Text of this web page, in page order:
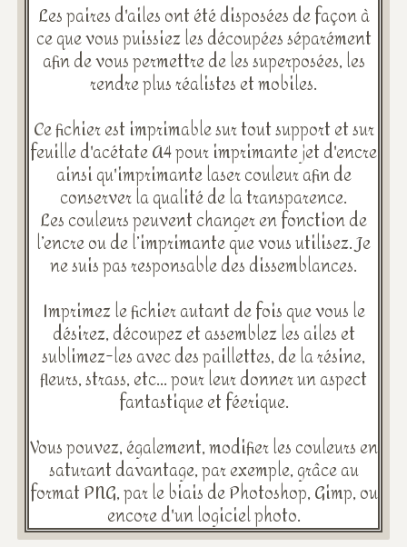
Les paires d'ailes ont été disposées de façon à
ce que vous puissiez les découpées séparément
afin de vous permettre de les superposées, les
rendre plus réalistes et mobiles.
Ce fichier est imprimable sur tout support et sur
feuille d'acétate A4 pour imprimante jet d'encre
ainsi qu'imprimante laser couleur afin de
conserver la qualité de la transparence.
Les couleurs peuvent changer en fonction de
l’encre ou de l’imprimante que vous utilisez. Je
ne suis pas responsable des dissemblances.
Imprimez le fichier autant de fois que vous le
désirez, découpez et assemblez les ailes et
sublimez-les avec des paillettes, de la résine,
fleurs, strass, etc... pour leur donner un aspect
fantastique et féerique.
Vous pouvez, également, modifier les couleurs en
saturant davantage, par exemple, grâce au
format PNG, par le biais de Photoshop, Gimp, ou
encore d'un logiciel photo.